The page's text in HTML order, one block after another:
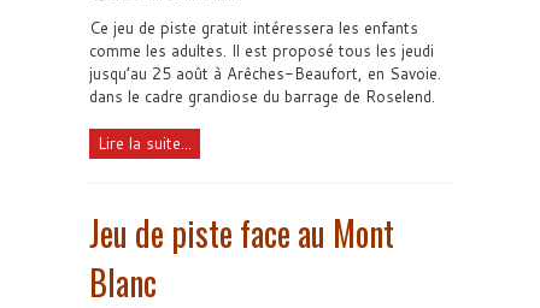
Ce jeu de piste gratuit intéressera les enfants
comme les adultes. Il est proposé tous les jeudi
jusqu’au 25 août à Arêches-Beaufort, en Savoie.
dans le cadre grandiose du barrage de Roselend.
Lire la suite...
Jeu de piste face au Mont
Blanc